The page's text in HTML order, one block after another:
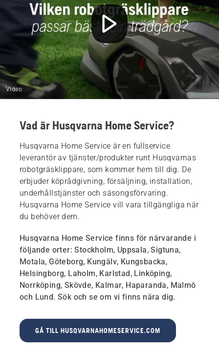
Video
Vad är Husqvarna Home Service?
Husqvarna Home Service är en fullservice
leverantör av tjänster/produkter runt Husqvarnas
robotgräsklippare, som kommer hem till dig. De
erbjuder köprådgivning, försäljning, installation,
underhållstjänster och säsongsförvaring.
Husqvarna Home Service vill vara tillgängliga när
du behöver dem.
Husqvarna Home Service finns för närvarande i
följande orter: Stockholm, Uppsala, Sigtuna,
Motala, Göteborg, Kungälv, Kungsbacka,
Helsingborg, Laholm, Karlstad, Linköping,
Norrköping, Skövde, Kalmar, Haparanda, Malmö
och Lund. Sök och se om vi finns nära dig.
GÅ TILL HUSQVARNAHOMESERVICE.COM